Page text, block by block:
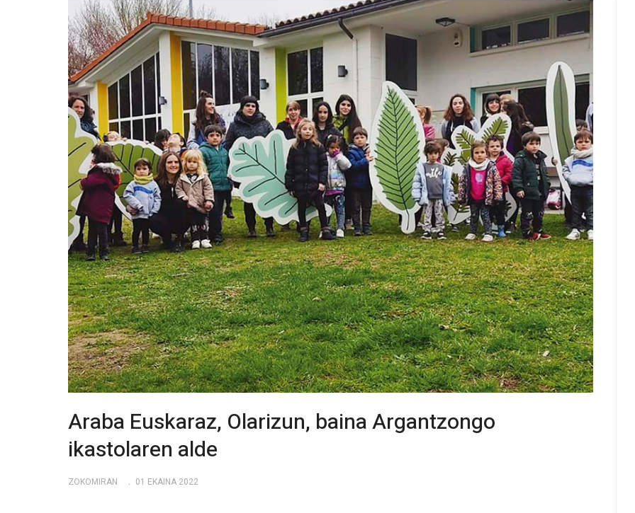
Araba Euskaraz, Olarizun, baina Argantzongo
ikastolaren alde
ZOKOMIRAN 01 EKAINA 2022